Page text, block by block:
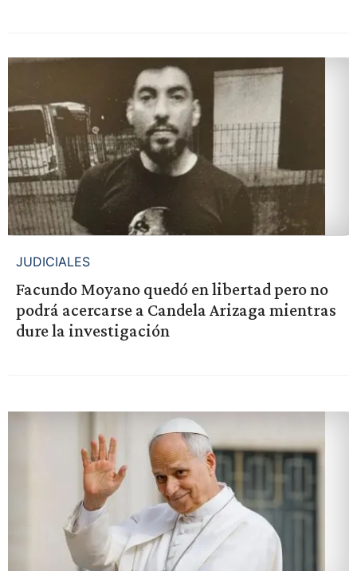
JUDICIALES
Facundo Moyano quedó en libertad pero no
podrá acercarse a Candela Arizaga mientras
dure la investigación